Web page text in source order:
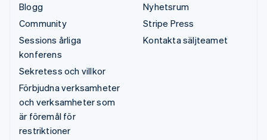
Blogg
Community
Sessions årliga
konferens
Sekretess och villkor
Förbjudna verksamheter
och verksamheter som
är föremål för
restriktioner
Nyhetsrum
Stripe Press
Kontakta säljteamet